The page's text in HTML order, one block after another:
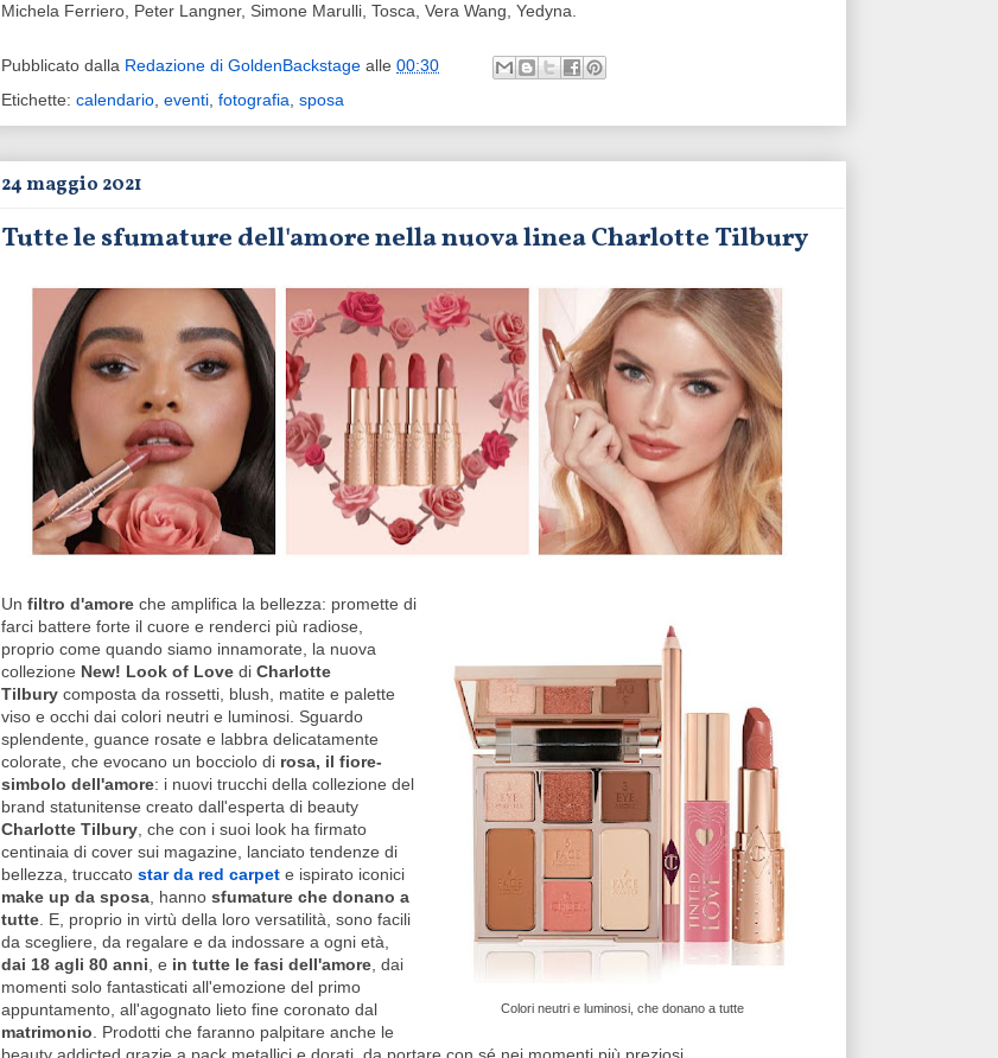
Michela Ferriero, Peter Langner, Simone Marulli, Tosca, Vera Wang, Yedyna.
Pubblicato dalla Redazione di GoldenBackstage alle 00:30
Etichette: calendario, eventi, fotografia, sposa
24 maggio 2021
Tutte le sfumature dell'amore nella nuova linea Charlotte Tilbury
Colori neutri e luminosi, che donano a tutte
Un filtro d'amore che amplifica la bellezza: promette di
farci battere forte il cuore e renderci più radiose,
proprio come quando siamo innamorate, la nuova
collezione New! Look of Love di Charlotte
Tilbury composta da rossetti, blush, matite e palette
viso e occhi dai colori neutri e luminosi. Sguardo
splendente, guance rosate e labbra delicatamente
colorate, che evocano un bocciolo di rosa, il fiore-
simbolo dell'amore: i nuovi trucchi della collezione del
brand statunitense creato dall'esperta di beauty
Charlotte Tilbury, che con i suoi look ha firmato
centinaia di cover sui magazine, lanciato tendenze di
bellezza, truccato star da red carpet e ispirato iconici
make up da sposa, hanno sfumature che donano a
tutte. E, proprio in virtù della loro versatilità, sono facili
da scegliere, da regalare e da indossare a ogni età,
dai 18 agli 80 anni, e in tutte le fasi dell'amore, dai
momenti solo fantasticati all'emozione del primo
appuntamento, all'agognato lieto fine coronato dal
matrimonio. Prodotti che faranno palpitare anche le